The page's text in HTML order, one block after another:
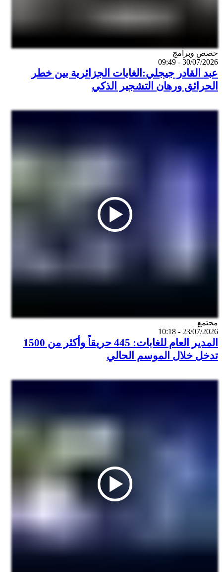
Catégorie
حصص وبرامج
30/07/2026 - 09:49
عبد القادر جيجلي:الغابات الجزائرية بين خطر
الحرائق ورهان التشجير الذكي
Catégorie
مجتمع
23/07/2026 - 10:18
المدير العام للغابات: 445 حريقاً وأكثر من 1500
تدخل خلال الموسم الحالي